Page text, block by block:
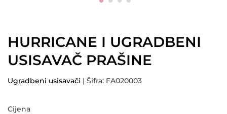
HURRICANE I UGRADBENI
USISAVAČ PRAŠINE
Ugradbeni usisavači | Šifra: FA020003
Cijena